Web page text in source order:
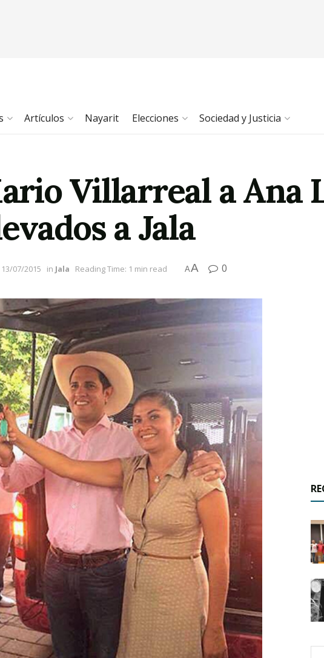
Artículos Nayarit Elecciones Sociedad y Justicia
Villarreal a Ana
a Jala
13/07/2015 in Jala Reading Time: 1 min read AA 0